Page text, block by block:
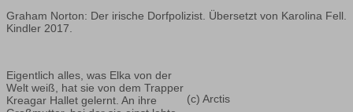
Graham Norton: Der irische Dorfpolizist. Übersetzt von Karolina Fell.
Kindler 2017.
(c) Arctis
Eigentlich alles, was Elka von der
Welt weiß, hat sie von dem Trapper
Kreagar Hallet gelernt. An ihre